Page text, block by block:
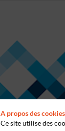
A propos des
Ce site utilise des